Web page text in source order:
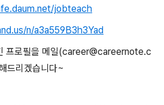
jobteach
n/a3a559B3h3Yad
프로필을 메일(career@careernote.c
드리겠습니다~